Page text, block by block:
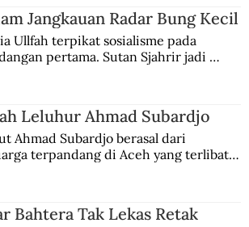
Verne, Multatuli, hingga Sun Yat-sen.
Jangkauan Radar Bung Kecil
Ullfah terpikat sosialisme pada
pertama. Sutan Sjahrir jadi
Leluhur Ahmad Subardjo
Ahmad Subardjo berasal dari
terpandang di Aceh yang terlibat
Bahtera Tak Lekas Retak